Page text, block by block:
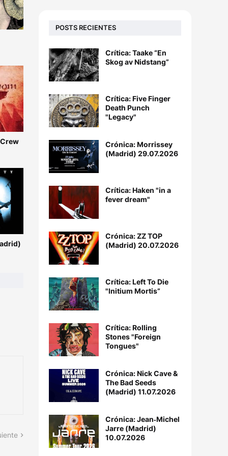
POSTS RECIENTES
Crítica: Taake “En
Skog av Nidstang”
Crítica: Five Finger
Death Punch
"Legacy"
Crónica: Morrissey
(Madrid) 29.07.2026
Crítica: Haken "in a
fever dream"
Crónica: ZZ TOP
(Madrid) 20.07.2026
Crítica: Left To Die
"Initium Mortis”
Crítica: Rolling
Stones "Foreign
Tongues"
Crónica: Nick Cave &
The Bad Seeds
(Madrid) 11.07.2026
Crónica: Jean‐Michel
Jarre (Madrid)
10.07.2026